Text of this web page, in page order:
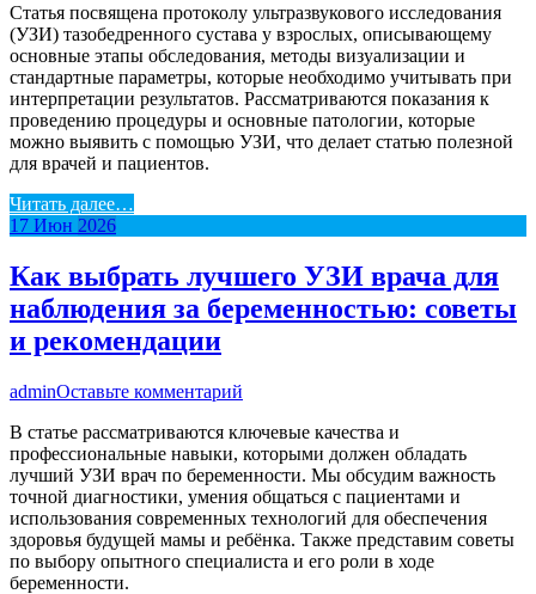
Статья посвящена протоколу ультразвукового исследования
(УЗИ) тазобедренного сустава у взрослых, описывающему
основные этапы обследования, методы визуализации и
стандартные параметры, которые необходимо учитывать при
интерпретации результатов. Рассматриваются показания к
проведению процедуры и основные патологии, которые
можно выявить с помощью УЗИ, что делает статью полезной
для врачей и пациентов.
Читать далее…
17 Июн 2026
Как выбрать лучшего УЗИ врача для
наблюдения за беременностью: советы
и рекомендации
adminОставьте комментарий
В статье рассматриваются ключевые качества и
профессиональные навыки, которыми должен обладать
лучший УЗИ врач по беременности. Мы обсудим важность
точной диагностики, умения общаться с пациентами и
использования современных технологий для обеспечения
здоровья будущей мамы и ребёнка. Также представим советы
по выбору опытного специалиста и его роли в ходе
беременности.